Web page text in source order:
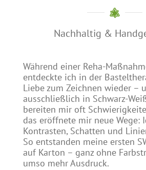
Nachhaltig &
Während einer Reha-
entdeckte ich in der
Liebe zum Zeichnen wieder –
ausschließlich in Schwarz-
bereiten mir oft
das eröffnete mir neue Wege:
Kontrasten, Schatten und
So entstanden meine ersten
auf Karton – ganz ohne
umso mehr Ausdruck.